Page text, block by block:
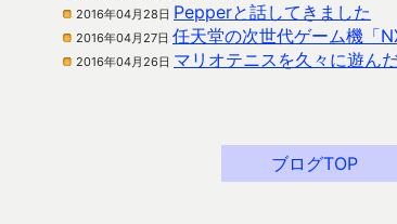
2016年04月28日 Pepperと話してきました
2016年04月27日 任天堂の次世代ゲーム機「
2016年04月26日 マリオテニスを久々に遊ん
ブログTOP